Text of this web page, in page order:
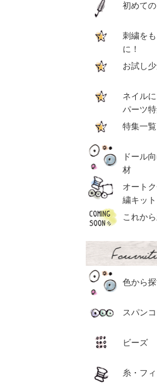
初めて
刺繍を
に！
お試し
ネイル
パーツ
特集一覧
ドール
材
オート
繍キット
これか
色から
スパン
ビーズ
糸・フ